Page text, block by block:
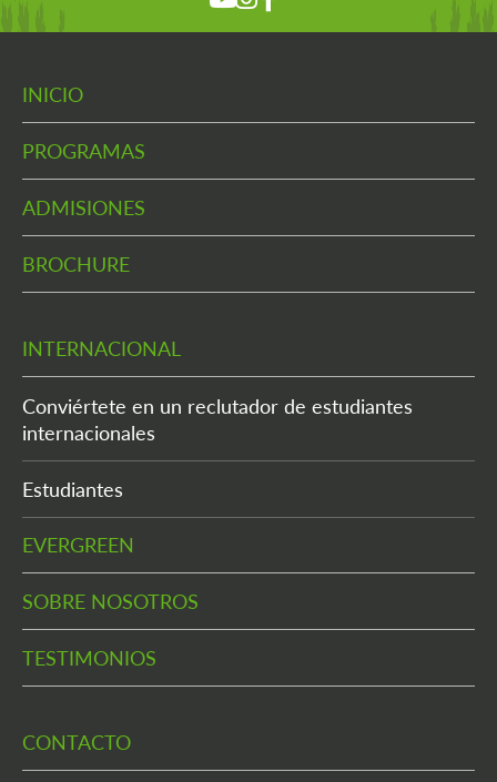
INICIO
PROGRAMAS
ADMISIONES
BROCHURE
INTERNACIONAL
Conviértete en un reclutador de estudiantes
internacionales
Estudiantes
EVERGREEN
SOBRE NOSOTROS
TESTIMONIOS
CONTACTO